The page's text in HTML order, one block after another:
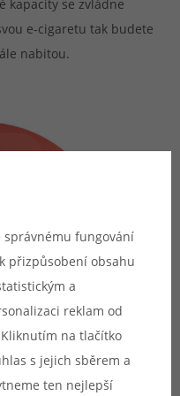
kapacity se zvládne
e-cigaretu tak budete
nabitou.
správnému fungování
přizpůsobení obsahu
a
reklam od
na tlačítko
s jejich sběrem a
ten nejlepší